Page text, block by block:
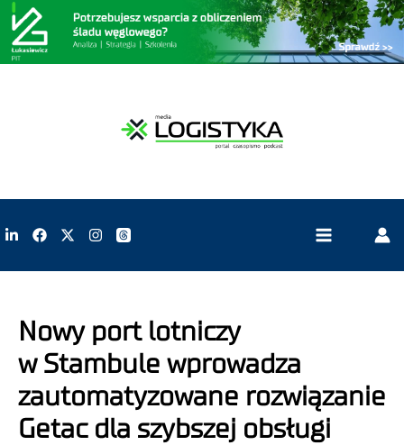
Nowy port lotniczy
w Stambule wprowadza
zautomatyzowane rozwiązanie
Getac dla szybszej obsługi